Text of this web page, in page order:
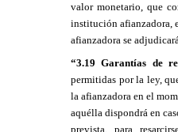
valor monetario, que
institución afianzadora,
afianzadora se
“3.19 Garantías de
permitidas por la ley,
la afianzadora en el
aquélla dispondrá en
prevista, para